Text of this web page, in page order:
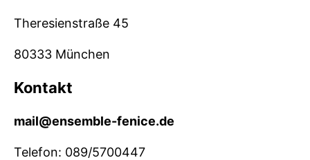
Theresienstraße 45
80333 München
Kontakt
mail@ensemble-fenice.de
Telefon: 089/5700447